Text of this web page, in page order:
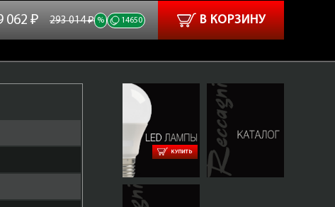
062 ₽ 293 014 ₽ % 14650 В КОРЗИНУ
КУПИТЬ